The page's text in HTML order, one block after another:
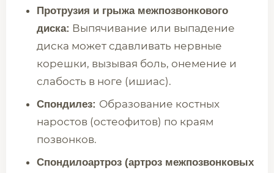
Протрузия и грыжа межпозвонкового
диска: Выпячивание или выпадение
диска может сдавливать нервные
корешки, вызывая боль, онемение и
слабость в ноге (ишиас).
Спондилез: Образование костных
наростов (остеофитов) по краям
позвонков.
Спондилоартроз (артроз межпозвонковых